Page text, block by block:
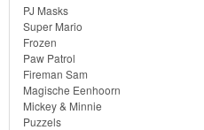
PJ Masks
Super Mario
Frozen
Paw Patrol
Fireman Sam
Magische Eenhoorn
Mickey & Minnie
Puzzels